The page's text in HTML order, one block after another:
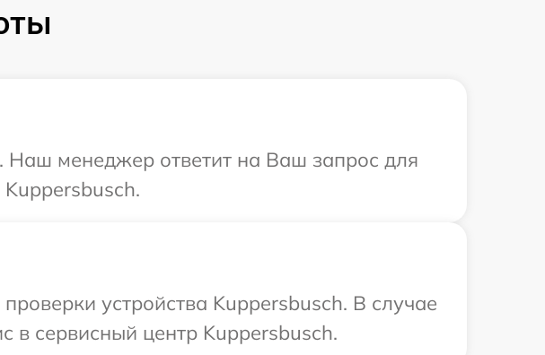
Наш менеджер ответит на Ваш запрос для
устройства Kuppersbusch. В случае
в сервисный центр Kuppersbusch.